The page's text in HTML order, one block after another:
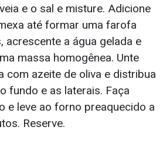
e o sal e misture. Adicione
até formar uma farofa
acrescente a água gelada e
massa homogênea. Unte
com azeite de oliva e distribua
fundo e as laterais. Faça
e leve ao forno preaquecido a
Reserve.